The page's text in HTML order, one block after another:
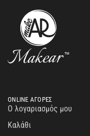
ONLINE ΑΓΟΡΕΣ
Ο λογαριασμός μου
Καλάθι